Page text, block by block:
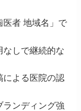
医者 地域名」で
なしで継続的な
による医院の認
ランディング強